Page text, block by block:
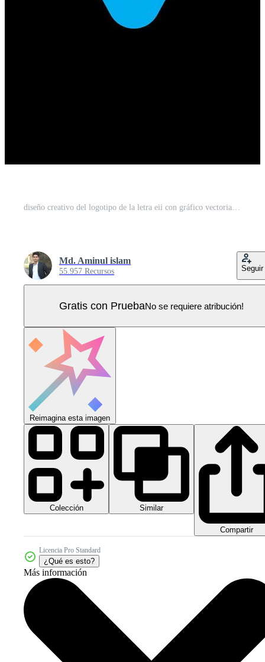
diseño creativo del logotipo de la letra eii con gráfico vectorial Vector Pro
Md. Aminul islam
55.957 Recursos Seguir
Gratis con PruebaNo se requiere atribución!
Reimagina esta imagen
Colección Similar
Compartir
Licencia Pro Standard
¿Qué es esto?
Más información